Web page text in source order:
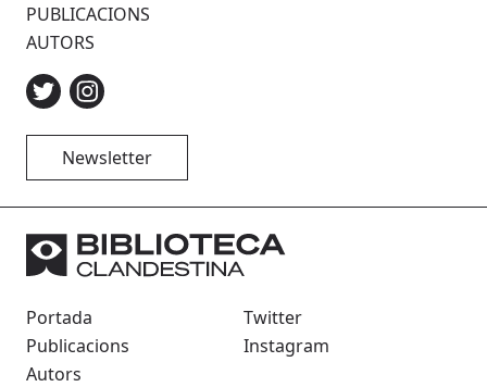
PUBLICACIONS
AUTORS
Newsletter
Portada
Publicacions
Autors
Twitter
Instagram